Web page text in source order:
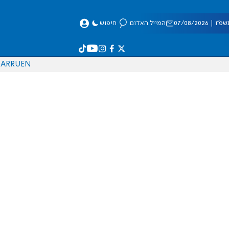
08/2026 המייל האדום חיפוש
EN
RU
AR